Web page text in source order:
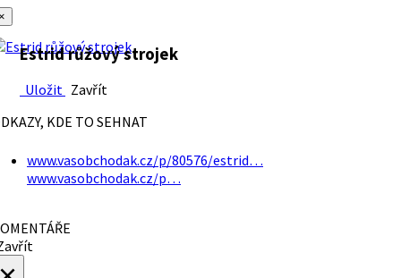
Estrid růžový strojek
Uložit Zavřít
KDE TO SEHNAT
www.vasobchodak.cz/p/80576/estrid…
www.vasobchodak.cz/p…